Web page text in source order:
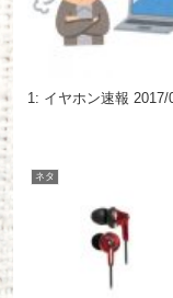
1: イヤホン速報
ネタ